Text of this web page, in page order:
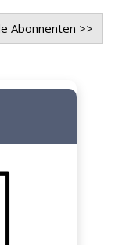
Abonnenten >>